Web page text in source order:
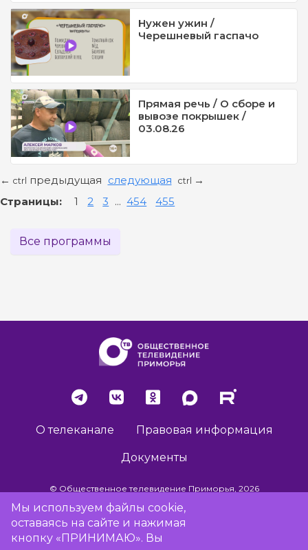
Нужен ужин /
Черешневый гаспачо
Прямая речь / О сборе и
вывозе покрышек /
03.08.26
← ctrl предыдущая следующая ctrl →
Страницы: 1 2 3 ... 454 455
Все программы
О телеканале Правовая информация
Документы
© Общественное телевидение Приморья, 2026
Разработка сайта -
Мы используем файлы cookie,
оставаясь на сайте и нажимая
кнопку «ПРИНИМАЮ». Вы